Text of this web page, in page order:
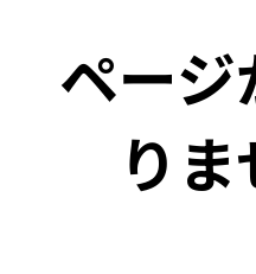
ペー
りま